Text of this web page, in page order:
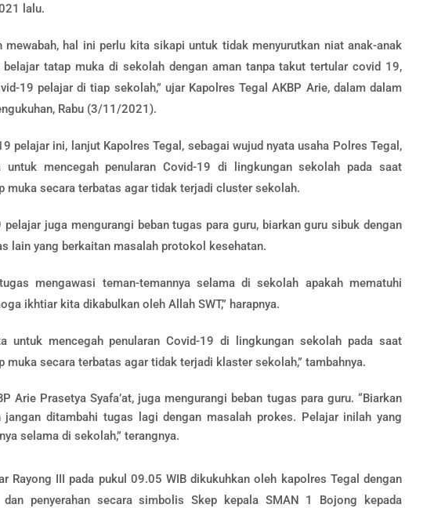
lalu.
mewabah, hal ini perlu kita sikapi untuk tidak menyurutkan niat anak-anak
tatap muka di sekolah dengan aman tanpa takut tertular covid 19,
19 pelajar di tiap sekolah,” ujar Kapolres Tegal AKBP Arie, dalam dalam
Rabu (3/11/2021).
pelajar ini, lanjut Kapolres Tegal, sebagai wujud nyata usaha Polres Tegal,
untuk mencegah penularan Covid-19 di lingkungan sekolah pada saat
muka secara terbatas agar tidak terjadi cluster sekolah.
juga mengurangi beban tugas para guru, biarkan guru sibuk dengan
lain yang berkaitan masalah protokol kesehatan.
mengawasi teman-temannya selama di sekolah apakah mematuhi
ikhtiar kita dikabulkan oleh Allah SWT,” harapnya.
untuk mencegah penularan Covid-19 di lingkungan sekolah pada saat
muka secara terbatas agar tidak terjadi klaster sekolah,” tambahnya.
Arie Prasetya Syafa’at, juga mengurangi beban tugas para guru. “Biarkan
ditambahi tugas lagi dengan masalah prokes. Pelajar inilah yang
selama di sekolah,” terangnya.
Rayong III pada pukul 09.05 WIB dikukuhkan oleh kapolres Tegal dengan
penyerahan secara simbolis Skep kepala SMAN 1 Bojong kepada